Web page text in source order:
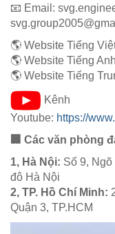
📧 Email:
🌎 Website Tiếng
🌎 Website Tiếng
🌎 Website Tiếng
Kênh
Youtube: https://
🏢 Các văn phòng
1, Hà Nội: Số 9,
đô Hà Nội
2, TP. Hồ Chí Minh:
Quận 3, TP.HCM